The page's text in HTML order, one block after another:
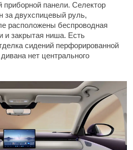
панели. Селектор
за двухспицевый руль,
расположены беспроводная
и закрытая ниша. Есть
сидений перфорированной
нет центрального